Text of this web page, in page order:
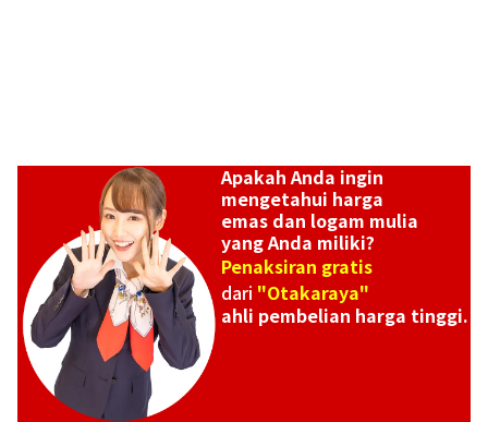
Apakah Anda ingin
mengetahui harga
emas dan logam mulia
yang Anda miliki?
Penaksiran gratis
dari "Otakaraya"
ahli pembelian harga tinggi.